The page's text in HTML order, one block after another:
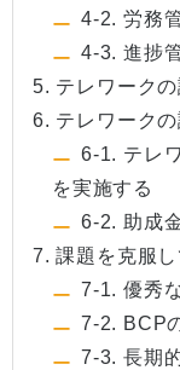
4-2. 労務
4-3. 進捗
5. テレワークの
6. テレワークの
6-1. テレ
を実施する
6-2. 助成
7. 課題を克服
7-1. 優秀
7-2. BCP
7-3. 長期